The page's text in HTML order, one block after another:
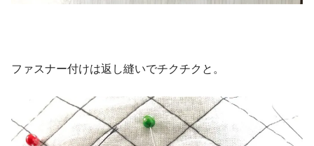
ファスナー付けは返し縫いでチクチクと。